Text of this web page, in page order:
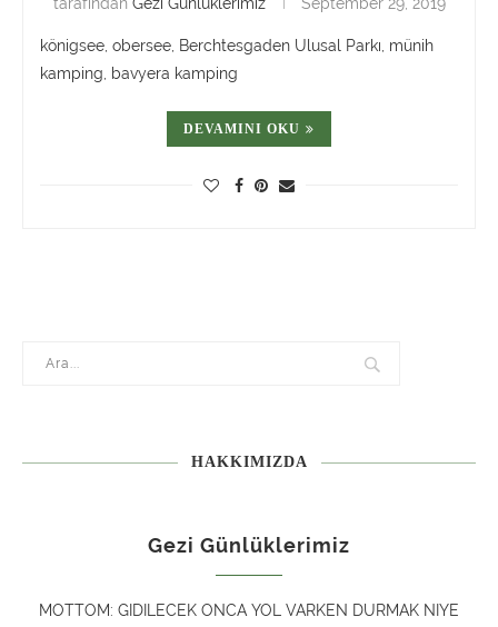
königsee, obersee, Berchtesgaden Ulusal Parkı, münih
kamping, bavyera kamping
DEVAMINI OKU
HAKKIMIZDA
Gezi Günlüklerimiz
MOTTOM: GIDILECEK ONCA YOL VARKEN DURMAK NIYE